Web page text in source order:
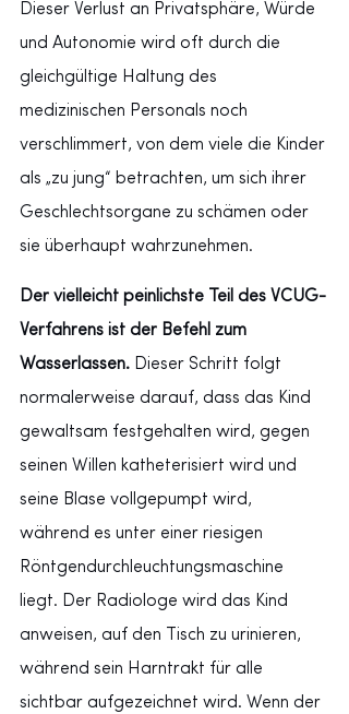
Dieser Verlust an Privatsphäre, Würde
und Autonomie wird oft durch die
gleichgültige Haltung des
medizinischen Personals noch
verschlimmert, von dem viele die Kinder
als „zu jung“ betrachten, um sich ihrer
Geschlechtsorgane zu schämen oder
sie überhaupt wahrzunehmen.
Der vielleicht peinlichste Teil des VCUG-
Verfahrens ist der Befehl zum
Wasserlassen. Dieser Schritt folgt
normalerweise darauf, dass das Kind
gewaltsam festgehalten wird, gegen
seinen Willen katheterisiert wird und
seine Blase vollgepumpt wird,
während es unter einer riesigen
Röntgendurchleuchtungsmaschine
liegt. Der Radiologe wird das Kind
anweisen, auf den Tisch zu urinieren,
während sein Harntrakt für alle
sichtbar aufgezeichnet wird. Wenn der